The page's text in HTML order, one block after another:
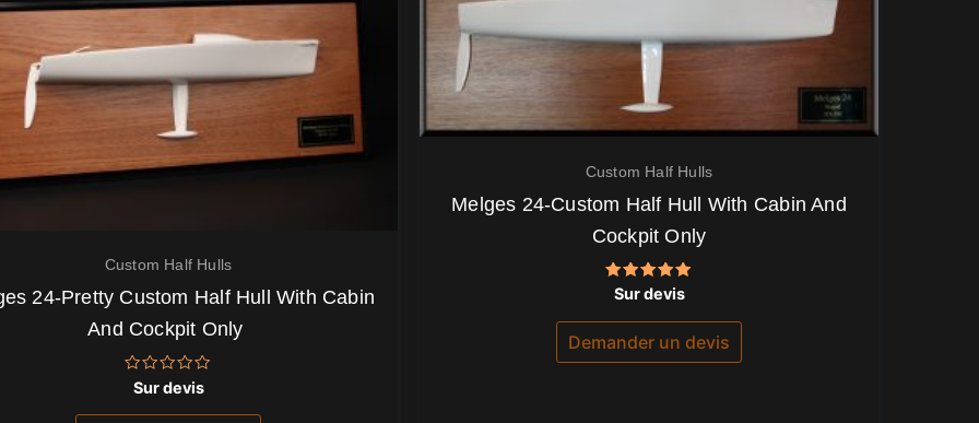
Custom Half Hulls
24-Pretty Custom Half Hull With Cabin
And Cockpit Only
Note
sur
Sur devis
Custom Half Hulls
Melges 24-Custom Half Hull With Cabin And
Cockpit Only
Note
5.00
sur 5
Sur devis
Demander un devis